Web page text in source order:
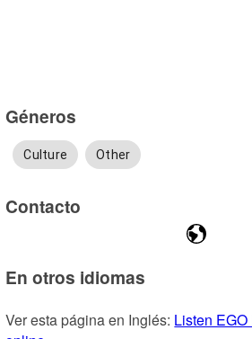
Géneros
Culture Other
Contacto
En otros idiomas
Ver esta página en Inglés: Listen